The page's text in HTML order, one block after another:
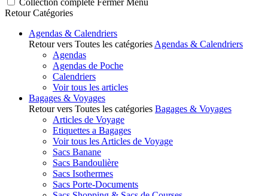
Collection complète Fermer Menu
Retour Catégories
Agendas & Calendriers
Retour vers Toutes les catégories Agendas & Calendriers
Agendas
Agendas de Poche
Calendriers
Voir tous les articles
Bagages & Voyages
Retour vers Toutes les catégories Bagages & Voyages
Articles de Voyage
Etiquettes a Bagages
Voir tous les Articles de Voyage
Sacs Banane
Sacs Bandoulière
Sacs Isothermes
Sacs Porte-Documents